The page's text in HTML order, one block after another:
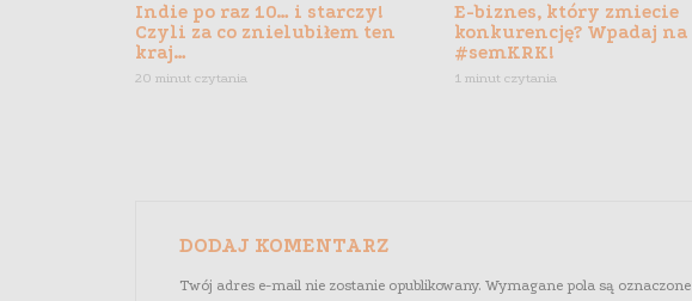
Indie po raz 10… i starczy!
Czyli za co znielubiłem ten
kraj…
20 minut czytania
E-biznes, który zmiecie
konkurencję? Wpadaj na
#semKRK!
1 minut czytania
DODAJ KOMENTARZ
Twój adres e-mail nie zostanie opublikowany. Wymagane pola są oznaczone